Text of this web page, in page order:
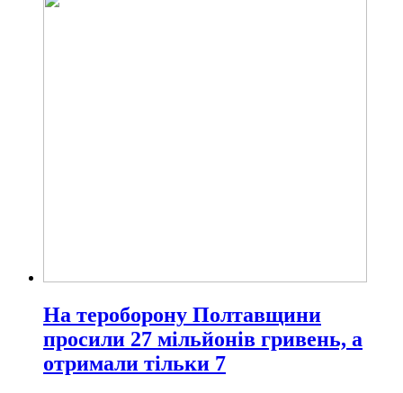
На тероборону Полтавщини
просили 27 мільйонів гривень, а
отримали тільки 7